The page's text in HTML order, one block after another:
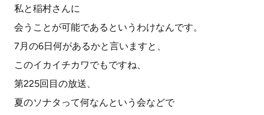
私と稲村さんに
会うことが可能であるというわけなんです。
7月の6日何があるかと言いますと、
このイカイチカワでもですね、
第225回目の放送、
夏のソナタって何なんという会などで